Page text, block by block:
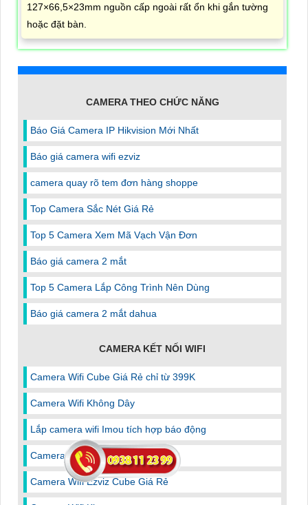
127×66,5×23mm nguồn cấp ngoài rất ổn khi gắn tường
hoặc đặt bàn.
CAMERA THEO CHỨC NĂNG
Báo Giá Camera IP Hikvision Mới Nhất
Báo giá camera wifi ezviz
camera quay rõ tem đơn hàng shoppe
Top Camera Sắc Nét Giá Rẻ
Top 5 Camera Xem Mã Vạch Vận Đơn
Báo giá camera 2 mắt
Top 5 Camera Lắp Công Trình Nên Dùng
Báo giá camera 2 mắt dahua
CAMERA KẾT NỐI WIFI
Camera Wifi Cube Giá Rẻ chỉ từ 399K
Camera Wifi Không Dây
Lắp camera wifi Imou tích hợp báo động
Camera Wifi Dahua Báo Động
Camera Wifi Ezviz Cube Giá Rẻ